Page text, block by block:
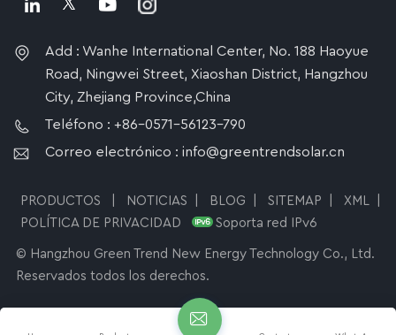
Add : Wanhe International Center, No. 188 Haoyue
Road, Ningwei Street, Xiaoshan District, Hangzhou
City, Zhejiang Province,China
Teléfono : +86-0571-56123-790
Correo electrónico : info@greentrendsolar.cn
PRODUCTOS NOTICIAS BLOG SITEMAP XML
POLÍTICA DE PRIVACIDAD
Soporta red IPv6
© Hangzhou Green Trend New Energy Technology Co., Ltd.
Reservados todos los derechos.